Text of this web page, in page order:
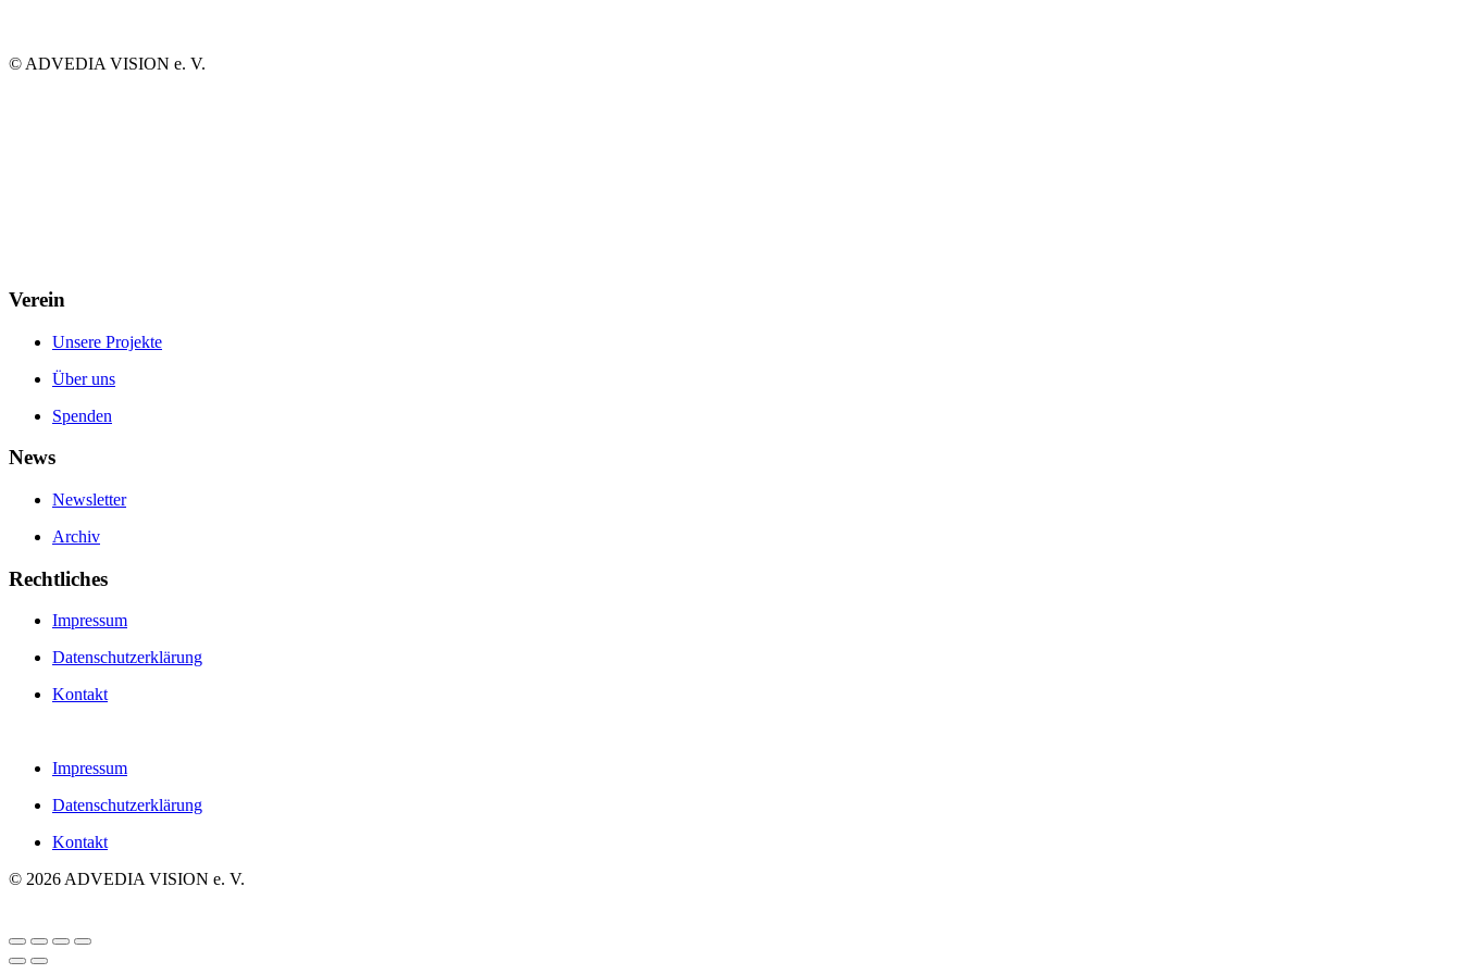
© ADVEDIA VISION e. V.
Verein
Unsere Projekte
Über uns
Spenden
News
Newsletter
Archiv
Rechtliches
Impressum
Datenschutzerklärung
Kontakt
Impressum
Datenschutzerklärung
Kontakt
© 2026 ADVEDIA VISION e. V.